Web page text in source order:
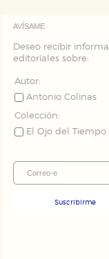
AVÍSAME
Deseo recibir
editoriales sobre:
Autor:
Antonio Colinas
Colección:
El Ojo del Tiempo
Suscribirme